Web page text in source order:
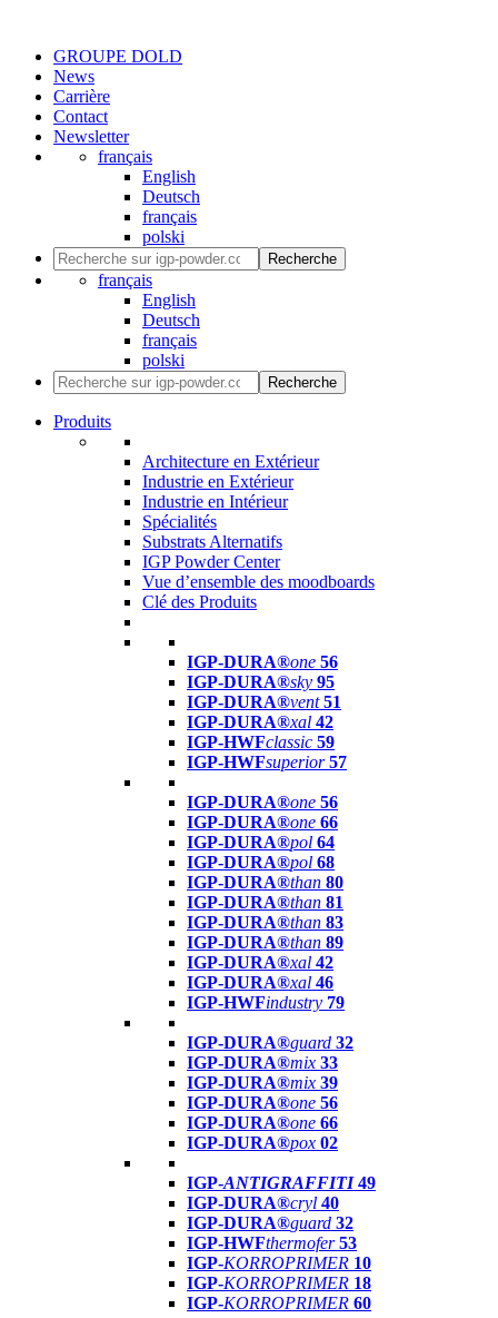
GROUPE DOLD
News
Carrière
Contact
Newsletter
français
English
Deutsch
français
polski
Recherche
français
English
Deutsch
français
polski
Recherche
Produits
Architecture en Extérieur
Industrie en Extérieur
Industrie en Intérieur
Spécialités
Substrats Alternatifs
IGP Powder Center
Vue d’ensemble des moodboards
Clé des Produits
IGP-DURA®one 56
IGP-DURA®sky 95
IGP-DURA®vent 51
IGP-DURA®xal 42
IGP-HWFclassic 59
IGP-HWFsuperior 57
IGP-DURA®one 56
IGP-DURA®one 66
IGP-DURA®pol 64
IGP-DURA®pol 68
IGP-DURA®than 80
IGP-DURA®than 81
IGP-DURA®than 83
IGP-DURA®than 89
IGP-DURA®xal 42
IGP-DURA®xal 46
IGP-HWFindustry 79
IGP-DURA®guard 32
IGP-DURA®mix 33
IGP-DURA®mix 39
IGP-DURA®one 56
IGP-DURA®one 66
IGP-DURA®pox 02
IGP-ANTIGRAFFITI49
IGP-DURA®cryl 40
IGP-DURA®guard 32
IGP-HWFthermofer 53
IGP-KORROPRIMER 10
IGP-KORROPRIMER 18
IGP-KORROPRIMER 60